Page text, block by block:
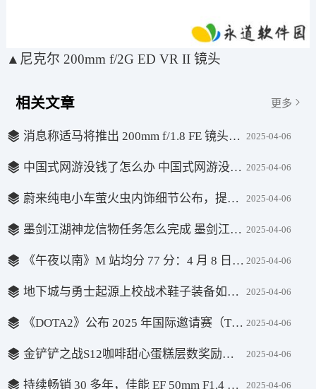
▲尼克尔 200mm f/2G ED VR II 镜头
相关文章 更多
消息称适马将推出 200mm f/1.8 FE 镜头新品，适用于索尼 E 和徕卡 L 卡口相机 2025-04-06
中国式网游没钱了怎么办 中国式网游没钱了攻略 2025-04-06
蔚来纯电小车萤火虫内饰细节公布，提供多款磁吸式配件 2025-04-06
墨剑江湖神龙信物任务怎么完成 墨剑江湖神龙信物任务一览 2025-04-06
《午夜以南》M 站均分 77 分：4 月 8 日登陆微软 Xbox Series X|S 及 PC 平台，首发加入 XGP 2025-04-06
地下城与勇士起源上校战术鞋子装备如何？地下城与勇士起源上校战术鞋子合集 2025-04-06
《DOTA2》公布 2025 年国际邀请赛（TI14）赛制，决赛 9 月 14 日举行 2025-04-06
金铲铲之战S12咖啡甜心蛋糕层数奖励是什么 2025-04-06
持续畅销 30 多年，佳能 EF 50mm F1.4 USM 单反镜头已停产 2025-04-06